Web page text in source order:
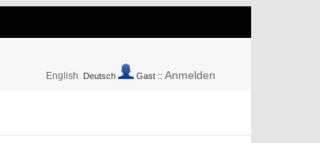
English Deutsch Gast :: Anmelden